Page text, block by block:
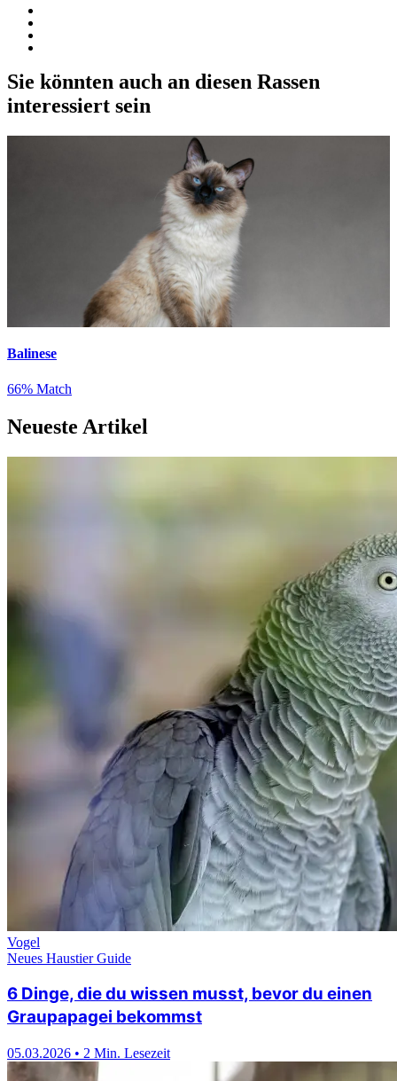
Sie könnten auch an diesen Rassen
interessiert sein
Balinese
66% Match
Neueste Artikel
Vogel
Neues Haustier Guide
6 Dinge, die du wissen musst, bevor du einen
Graupapagei bekommst
05.03.2026 • 2 Min. Lesezeit